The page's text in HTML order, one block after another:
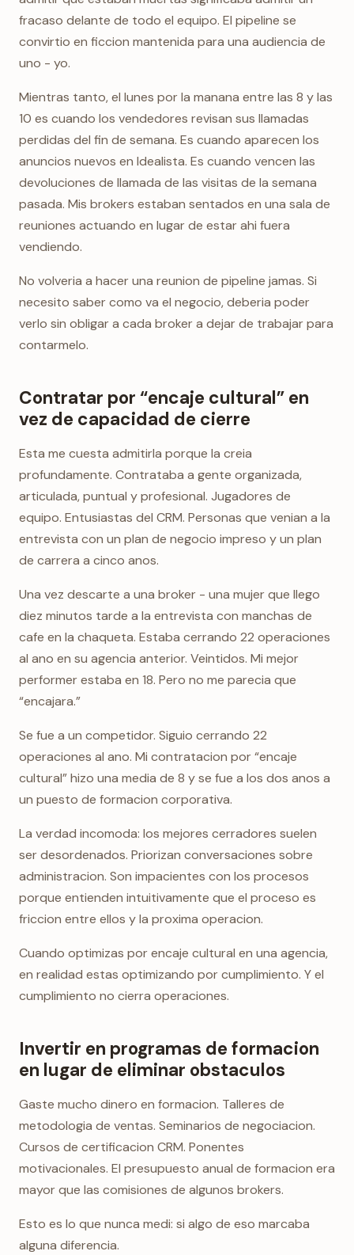
fracaso delante de todo el equipo. El pipeline se
convirtio en ficcion mantenida para una audiencia de
uno - yo.
Mientras tanto, el lunes por la manana entre las 8 y las
10 es cuando los vendedores revisan sus llamadas
perdidas del fin de semana. Es cuando aparecen los
anuncios nuevos en Idealista. Es cuando vencen las
devoluciones de llamada de las visitas de la semana
pasada. Mis brokers estaban sentados en una sala de
reuniones actuando en lugar de estar ahi fuera
vendiendo.
No volveria a hacer una reunion de pipeline jamas. Si
necesito saber como va el negocio, deberia poder
verlo sin obligar a cada broker a dejar de trabajar para
contarmelo.
Contratar por “encaje cultural” en
vez de capacidad de cierre
Esta me cuesta admitirla porque la creia
profundamente. Contrataba a gente organizada,
articulada, puntual y profesional. Jugadores de
equipo. Entusiastas del CRM. Personas que venian a la
entrevista con un plan de negocio impreso y un plan
de carrera a cinco anos.
Una vez descarte a una broker - una mujer que llego
diez minutos tarde a la entrevista con manchas de
cafe en la chaqueta. Estaba cerrando 22 operaciones
al ano en su agencia anterior. Veintidos. Mi mejor
performer estaba en 18. Pero no me parecia que
“encajara.”
Se fue a un competidor. Siguio cerrando 22
operaciones al ano. Mi contratacion por “encaje
cultural” hizo una media de 8 y se fue a los dos anos a
un puesto de formacion corporativa.
La verdad incomoda: los mejores cerradores suelen
ser desordenados. Priorizan conversaciones sobre
administracion. Son impacientes con los procesos
porque entienden intuitivamente que el proceso es
friccion entre ellos y la proxima operacion.
Cuando optimizas por encaje cultural en una agencia,
en realidad estas optimizando por cumplimiento. Y el
cumplimiento no cierra operaciones.
Invertir en programas de formacion
en lugar de eliminar obstaculos
Gaste mucho dinero en formacion. Talleres de
metodologia de ventas. Seminarios de negociacion.
Cursos de certificacion CRM. Ponentes
motivacionales. El presupuesto anual de formacion era
mayor que las comisiones de algunos brokers.
Esto es lo que nunca medi: si algo de eso marcaba
alguna diferencia.